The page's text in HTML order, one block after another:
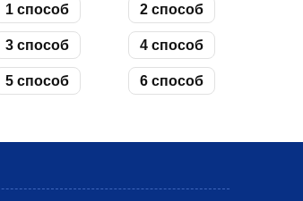
1 способ 2 способ
3 способ 4 способ
5 способ 6 способ